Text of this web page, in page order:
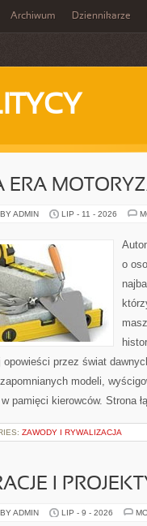
Archiwum Dziennikarze
ERA
ADMIN LIP - 11 - 2026
o
opowieści przez świat
modeli,
w pamięci kierowców. Strona
ZAWODY I RYWALIZACJA
I
ADMIN LIP - 9 - 2026